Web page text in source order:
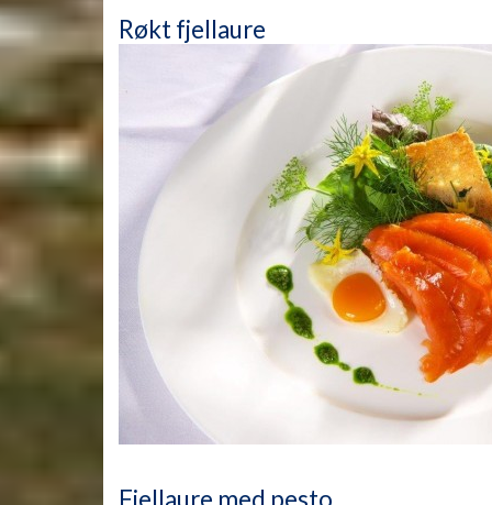
Røkt fjellaure
Fjellaure med pesto